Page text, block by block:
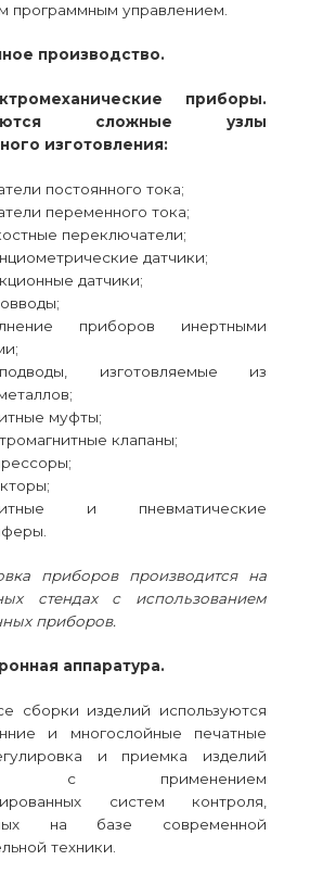
программным управлением.
производство.
приборы.
сложные узлы
изготовления:
постоянного тока;
переменного тока;
переключатели;
датчики;
датчики;
приборов инертными
изготовляемые из
муфты;
клапаны;
и пневматические
приборов производится на
стендах с использованием
приборов.
аппаратура.
сборки изделий используются
и многослойные печатные
и приемка изделий
с применением
систем контроля,
на базе современной
техники.